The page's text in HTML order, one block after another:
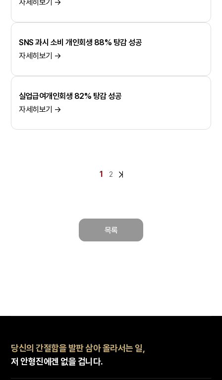
자세히보기 →
SNS 과시 소비 개인회생 88% 탕감 성공
자세히보기 →
실업급여개인회생 82% 탕감 성공
자세히보기 →
1 2
목록
당신의 간절함을 발판 삼아 올라서는 일,
저 안형진에겐 없을 겁니다.